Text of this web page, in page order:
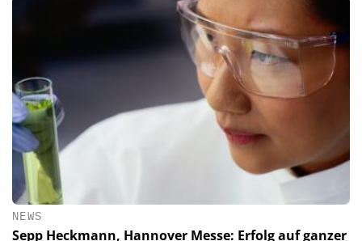
NEWS
Sepp Heckmann, Hannover Messe: Erfolg auf ganzer